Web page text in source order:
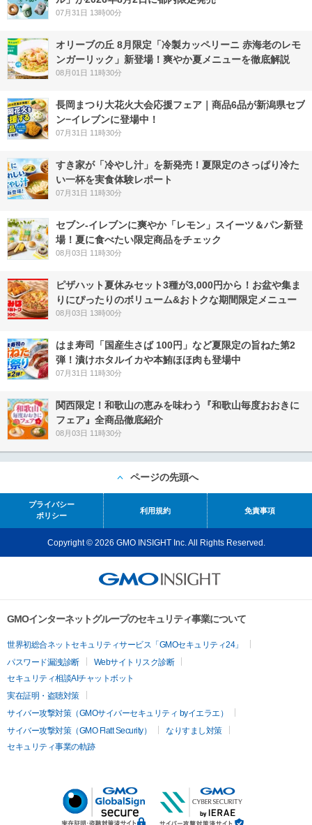
07月31日 13時00分
オリーブの丘 8月限定「冷製カッペリーニ 赤海老のレモ
ンガーリック」新登場！爽やか夏メニューを徹底解説
08月01日 11時30分
長岡まつり大花火大会応援フェア｜商品6品が新潟県セブ
ン−イレブンに登場中！
07月31日 11時30分
すき家が「冷やし汁」を新発売！夏限定のさっぱり冷た
い一杯を実食体験レポート
07月31日 11時30分
セブン‐イレブンに爽やか「レモン」スイーツ＆パン新登
場！夏に食べたい限定商品をチェック
08月03日 11時30分
ピザハット夏休みセット3種が3,000円から！お盆や集ま
りにぴったりのボリューム&おトクな期間限定メニュー
08月03日 13時00分
はま寿司「国産生さば 100円」など夏限定の旨ねた第2
弾！漬けホタルイカや本鮪ほほ肉も登場中
07月31日 11時30分
関西限定！和歌山の恵みを味わう『和歌山毎度おおきに
フェア』全商品徹底紹介
08月03日 11時30分
ページの先頭へ
プライバシー
ポリシー
利用規約 免責事項
Copyright © 2026 GMO INSIGHT Inc. All Rights Reserved.
GMOインターネットグループのセキュリティ事業について
世界初総合ネットセキュリティサービス「GMOセキュリティ24」
パスワード漏洩診断
Webサイトリスク診断
セキュリティ相談AIチャットボット
実在証明・盗聴対策
サイバー攻撃対策（GMOサイバーセキュリティ byイエラエ）
サイバー攻撃対策（GMO Flatt Security）
なりすまし対策
セキュリティ事業の軌跡